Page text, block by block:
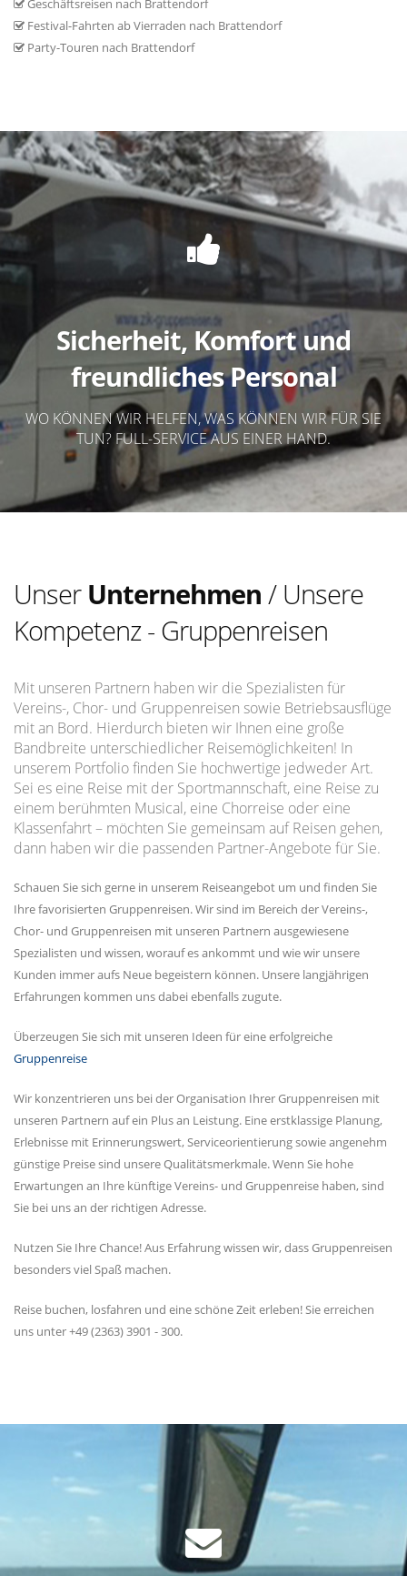
Geschäftsreisen nach Brattendorf
Festival-Fahrten ab Vierraden nach Brattendorf
Party-Touren nach Brattendorf
Sicherheit, Komfort und
freundliches Personal
WO KÖNNEN WIR HELFEN, WAS KÖNNEN WIR FÜR SIE
TUN? FULL-SERVICE AUS EINER HAND.
Unser Unternehmen / Unsere
Kompetenz - Gruppenreisen
Mit unseren Partnern haben wir die Spezialisten für
Vereins-, Chor- und Gruppenreisen sowie Betriebsausflüge
mit an Bord. Hierdurch bieten wir Ihnen eine große
Bandbreite unterschiedlicher Reisemöglichkeiten! In
unserem Portfolio finden Sie hochwertige jedweder Art.
Sei es eine Reise mit der Sportmannschaft, eine Reise zu
einem berühmten Musical, eine Chorreise oder eine
Klassenfahrt – möchten Sie gemeinsam auf Reisen gehen,
dann haben wir die passenden Partner-Angebote für Sie.
Schauen Sie sich gerne in unserem Reiseangebot um und finden Sie
Ihre favorisierten Gruppenreisen. Wir sind im Bereich der Vereins-,
Chor- und Gruppenreisen mit unseren Partnern ausgewiesene
Spezialisten und wissen, worauf es ankommt und wie wir unsere
Kunden immer aufs Neue begeistern können. Unsere langjährigen
Erfahrungen kommen uns dabei ebenfalls zugute.
Überzeugen Sie sich mit unseren Ideen für eine erfolgreiche
Gruppenreise
Wir konzentrieren uns bei der Organisation Ihrer Gruppenreisen mit
unseren Partnern auf ein Plus an Leistung. Eine erstklassige Planung,
Erlebnisse mit Erinnerungswert, Serviceorientierung sowie angenehm
günstige Preise sind unsere Qualitätsmerkmale. Wenn Sie hohe
Erwartungen an Ihre künftige Vereins- und Gruppenreise haben, sind
Sie bei uns an der richtigen Adresse.
Nutzen Sie Ihre Chance! Aus Erfahrung wissen wir, dass Gruppenreisen
besonders viel Spaß machen.
Reise buchen, losfahren und eine schöne Zeit erleben! Sie erreichen
uns unter +49 (2363) 3901 - 300.